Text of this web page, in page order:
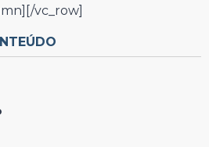
vc_row]